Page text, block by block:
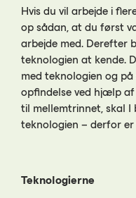
Hvis du vil arbejde i
op sådan, at du først
arbejde med. Derefter
teknologien at kende.
med teknologien og
opfindelse ved hjælp
til mellemtrinnet, skal I
teknologien – derfor
Teknologierne